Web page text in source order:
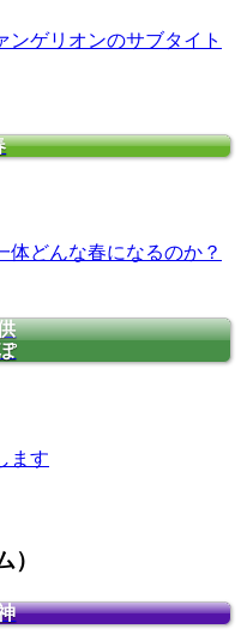
ゲリオンのサブタイト
どんな春になるのか？
ます